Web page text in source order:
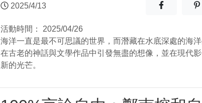
2025/4/13 分享至
活動時間：
2025/04/26
海洋一直是最不可思議的世界，而潛藏在水底深處的海
在古老的神話與文學作品中引發無盡的想像，並在現代
新的光芒。